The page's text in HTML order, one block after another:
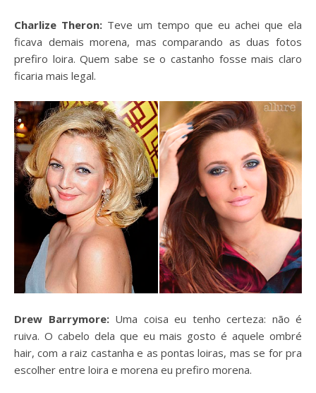
Charlize Theron: Teve um tempo que eu achei que ela
ficava demais morena, mas comparando as duas fotos
prefiro loira. Quem sabe se o castanho fosse mais claro
ficaria mais legal.
Drew Barrymore: Uma coisa eu tenho certeza: não é
ruiva. O cabelo dela que eu mais gosto é aquele ombré
hair, com a raiz castanha e as pontas loiras, mas se for pra
escolher entre loira e morena eu prefiro morena.